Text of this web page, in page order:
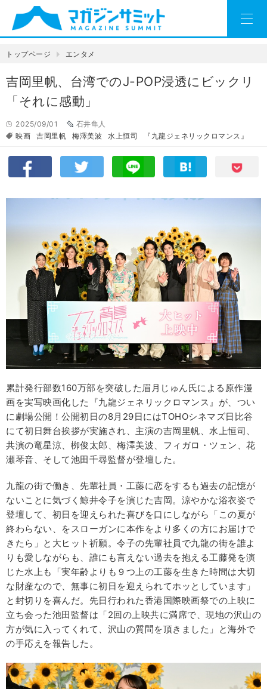
トップページ エンタメ
吉岡里帆、台湾でのJ-POP浸透にビックリ
「それに感動」
2025/09/01
石井隼人
映画
吉岡里帆 梅澤美波 水上恒司 『九龍ジェネリックロマンス』
累計発行部数160万部を突破した眉月じゅん氏による原作漫
画を実写映画化した『九龍ジェネリックロマンス』が、つい
に劇場公開！公開初日の8月29日にはTOHOシネマズ日比谷
にて初日舞台挨拶が実施され、主演の吉岡里帆、水上恒司、
共演の竜星涼、栁俊太郎、梅澤美波、フィガロ・ツェン、花
瀬琴音、そして池田千尋監督が登壇した。
九龍の街で働き、先輩社員・工藤に恋をするも過去の記憶が
ないことに気づく鯨井令子を演じた吉岡。涼やかな浴衣姿で
登壇して、初日を迎えられた喜びを口にしながら「この夏が
終わらない、をスローガンに本作をより多くの方にお届けで
きたら」と大ヒット祈願。令子の先輩社員で九龍の街を誰よ
りも愛しながらも、誰にも言えない過去を抱える工藤発を演
じた水上も「実年齢よりも９つ上の工藤を生きた時間は大切
な財産なので、無事に初日を迎えられてホッとしています」
と封切りを喜んだ。先日行われた香港国際映画祭での上映に
立ち会った池田監督は「2回の上映共に満席で、現地の沢山の
方が気に入ってくれて、沢山の質問を頂きました」と海外で
の手応えを報告した。